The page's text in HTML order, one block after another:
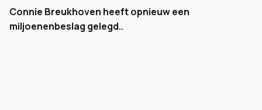
Connie Breukhoven heeft opnieuw een
miljoenenbeslag gelegd..